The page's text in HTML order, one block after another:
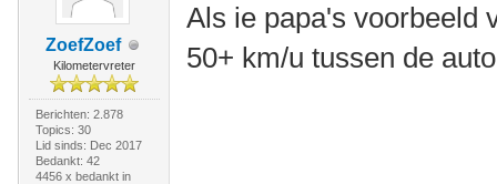
ZoefZoef
Kilometervreter
Berichten: 2.878
Topics: 30
Lid sinds: Dec 2017
Bedankt: 42
4456 x bedankt in
Als ie papa's voorbeeld
50+ km/u tussen de